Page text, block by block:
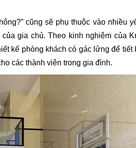
cũng sẽ phụ thuộc vào nhiều
gia chủ. Theo kinh nghiệm của
kế phòng khách có gác lửng để tiết
các thành viên trong gia đình.